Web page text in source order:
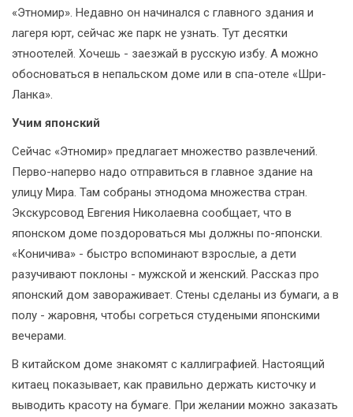
«Этномир». Недавно он начинался с главного здания и
лагеря юрт, сейчас же парк не узнать. Тут десятки
этноотелей. Хочешь - заезжай в русскую избу. А можно
обосноваться в непальском доме или в спа-отеле «Шри-
Ланка».
Учим японский
Сейчас «Этномир» предлагает множество развлечений.
Перво-наперво надо отправиться в главное здание на
улицу Мира. Там собраны этнодома множества стран.
Экскурсовод Евгения Николаевна сообщает, что в
японском доме поздороваться мы должны по-японски.
«Коничива» - быстро вспоминают взрослые, а дети
разучивают поклоны - мужской и женский. Рассказ про
японский дом завораживает. Стены сделаны из бумаги, а в
полу - жаровня, чтобы согреться студеными японскими
вечерами.
В китайском доме знакомят с каллиграфией. Настоящий
китаец показывает, как правильно держать кисточку и
выводить красоту на бумаге. При желании можно заказать